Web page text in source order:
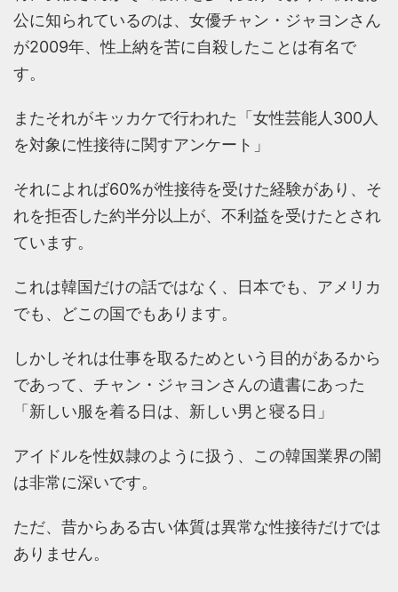
公に知られているのは、女優チャン・ジャヨンさん
が2009年、性上納を苦に自殺したことは有名で
す。
またそれがキッカケで行われた「女性芸能人300人
を対象に性接待に関すアンケート」
それによれば60%が性接待を受けた経験があり、そ
れを拒否した約半分以上が、不利益を受けたとされ
ています。
これは韓国だけの話ではなく、日本でも、アメリカ
でも、どこの国でもあります。
しかしそれは仕事を取るためという目的があるから
であって、チャン・ジャヨンさんの遺書にあった
「新しい服を着る日は、新しい男と寝る日」
アイドルを性奴隷のように扱う、この韓国業界の闇
は非常に深いです。
ただ、昔からある古い体質は異常な性接待だけでは
ありません。